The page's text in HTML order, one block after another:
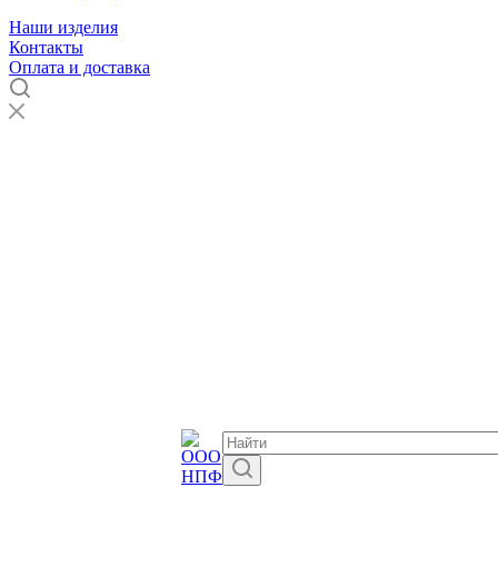
Наши изделия
Контакты
Оплата и доставка